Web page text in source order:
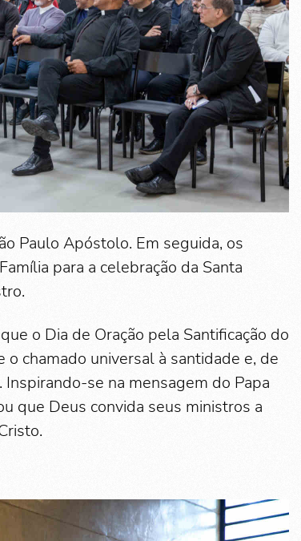
Paulo Apóstolo. Em seguida, os
para a celebração da Santa
o Dia de Oração pela Santificação do
chamado universal à santidade e, de
se na mensagem do Papa
que Deus convida seus ministros a